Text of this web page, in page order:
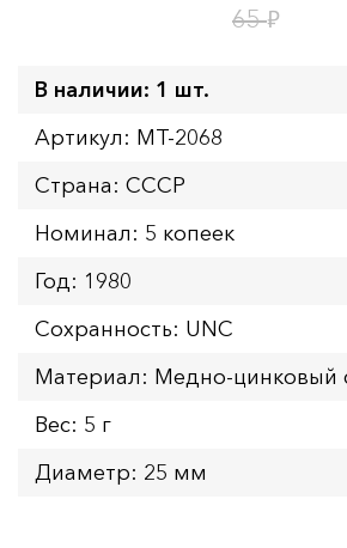
65₽
В наличии: 1 шт.
Артикул: MT-2068
Страна: СССР
Номинал: 5 копеек
Год: 1980
Сохранность: UNC
Материал: Медно-цинковый
Вес: 5 г
Диаметр: 25 мм